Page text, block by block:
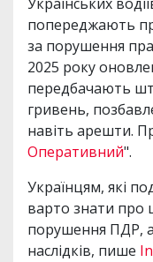
попереджають
за порушення
2025 року
передбачають
гривень,
навіть арешти.
Оперативний".
Українцям, які
варто знати про
порушення ПДР,
наслідків, пише